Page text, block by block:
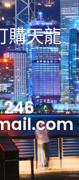
購天龍
246